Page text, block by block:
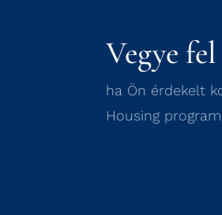
Vegye
ha Ön érdekelt
Housing